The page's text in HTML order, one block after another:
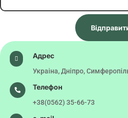
 Адрес
Украіна, Дніпро,
 Телефон
+38(0562) 35-66-73